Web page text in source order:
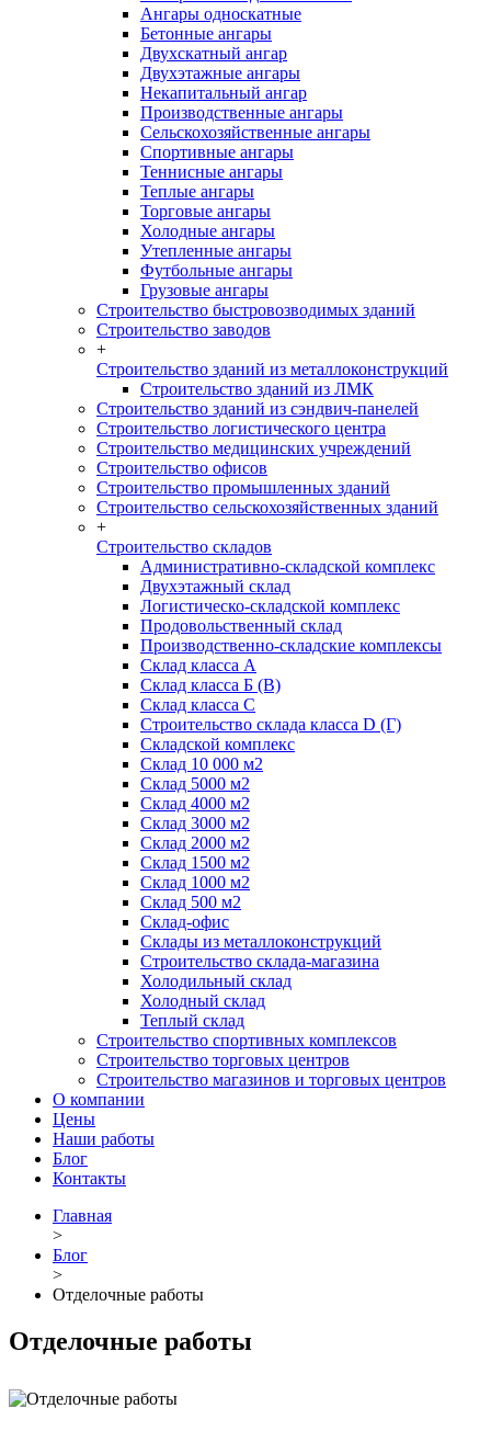
Ангары односкатные
Бетонные ангары
Двухскатный ангар
Двухэтажные ангары
Некапитальный ангар
Производственные ангары
Сельскохозяйственные ангары
Спортивные ангары
Теннисные ангары
Теплые ангары
Торговые ангары
Холодные ангары
Утепленные ангары
Футбольные ангары
Грузовые ангары
Строительство быстровозводимых зданий
Строительство заводов
+
Строительство зданий из металлоконструкций
Строительство зданий из ЛМК
Строительство зданий из сэндвич-панелей
Строительство логистического центра
Строительство медицинских учреждений
Строительство офисов
Строительство промышленных зданий
Строительство сельскохозяйственных зданий
+
Строительство складов
Административно-складской комплекс
Двухэтажный склад
Логистическо-складской комплекс
Продовольственный склад
Производственно-складские комплексы
Склад класса А
Склад класса Б (B)
Склад класса С
Строительство склада класса D (Г)
Складской комплекс
Склад 10 000 м2
Склад 5000 м2
Склад 4000 м2
Склад 3000 м2
Склад 2000 м2
Склад 1500 м2
Склад 1000 м2
Склад 500 м2
Склад-офис
Склады из металлоконструкций
Строительство склада-магазина
Холодильный склад
Холодный склад
Теплый склад
Строительство спортивных комплексов
Строительство торговых центров
Строительство магазинов и торговых центров
О компании
Цены
Наши работы
Блог
Контакты
Главная
>
Блог
>
Отделочные работы
Отделочные работы